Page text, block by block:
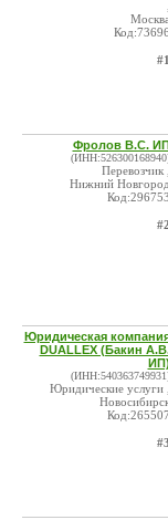
Москва
Код:73696
#1
Фролов В.С.
Перевозчик ,
Нижний Новгород
Код:296753
#2
Юридическая
DUALLEX (Бакин
ИП)
Юридические услуги ,
Код:265507
#3